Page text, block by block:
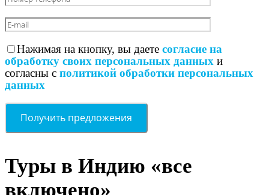
Нажимая на кнопку, вы даете согласие на
обработку своих персональных данных и
согласны с политикой обработки персональных
данных
Туры в Индию «все
включено»